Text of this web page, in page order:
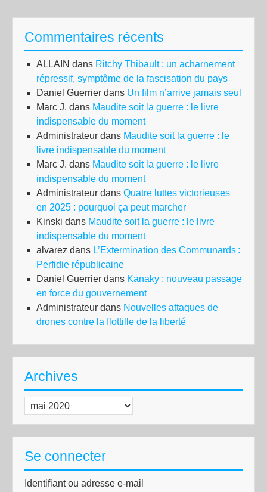
Commentaires récents
ALLAIN dans Ritchy Thibault : un acharnement
répressif, symptôme de la fascisation du pays
Daniel Guerrier dans Un film n’arrive jamais seul
Marc J. dans Maudite soit la guerre : le livre
indispensable du moment
Administrateur dans Maudite soit la guerre : le
livre indispensable du moment
Marc J. dans Maudite soit la guerre : le livre
indispensable du moment
Administrateur dans Quatre luttes victorieuses
en 2025 : pourquoi ça peut marcher
Kinski dans Maudite soit la guerre : le livre
indispensable du moment
alvarez dans L’Extermination des Communards :
Perfidie républicaine
Daniel Guerrier dans Kanaky : nouveau passage
en force du gouvernement
Administrateur dans Nouvelles attaques de
drones contre la flottille de la liberté
Archives
Archives
Se connecter
Identifiant ou adresse e-mail